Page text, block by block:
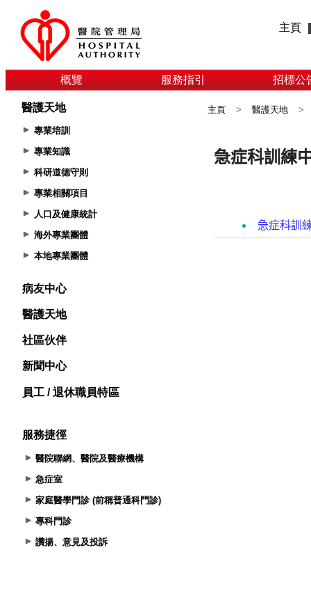
主頁
概覽 服務指引 招標公
醫護天地
專業培訓
專業知識
科研道德守則
專業相關項目
人口及健康統計
海外專業團體
本地專業團體
病友中心
醫護天地
社區伙伴
新聞中心
員工 / 退休職員特區
服務捷徑
醫院聯網、醫院及醫療機構
急症室
家庭醫學門診 (前稱普通科門診)
專科門診
讚揚、意見及投訴
主頁 > 醫護天地 >